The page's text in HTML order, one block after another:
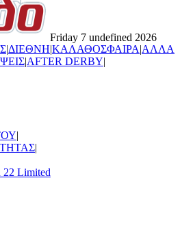
Friday 7 undefined 2026
|ΔΙΕΘΝΗ|ΚΑΛΑΘΟΣΦΑΙΡΑ|ΑΛΛΑ
|AFTER DERBY|
|
|
22 Limited